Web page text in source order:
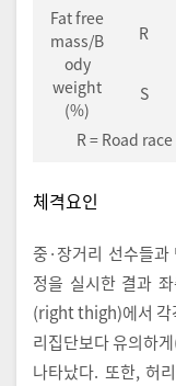
Fat free
mass/B
ody
weight
(%)
R
S
R = Road
체격요인
중·장거리 선수들
정을 실시한 결과
(right thigh)에서 각
리집단보다 유의하
나타났다. 또한, 허